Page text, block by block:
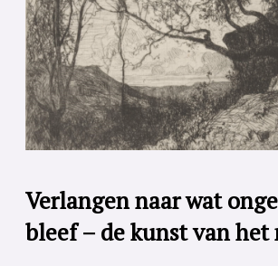
Verlangen naar wat
bleef – de kunst van het